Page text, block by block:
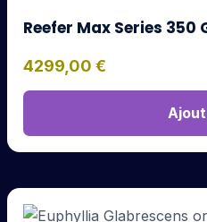
Reefer Max Series 350
4299,00 €